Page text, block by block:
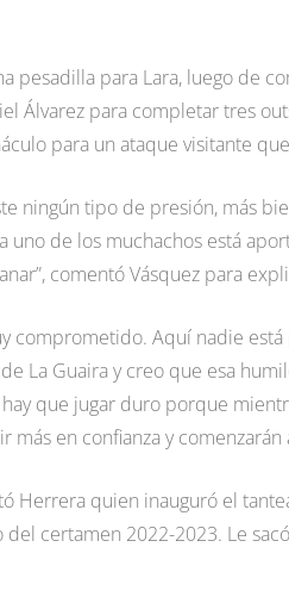
pesadilla para Lara, luego de
Álvarez para completar tres
para un ataque visitante
ningún tipo de presión, más
uno de los muchachos está
comentó Vásquez para
comprometido. Aquí nadie
La Guaira y creo que esa
que jugar duro porque
más en confianza y comenzarán
Herrera quien inauguró el
certamen 2022-2023. Le